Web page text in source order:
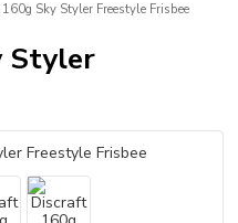
Sky Styler Freestyle Frisbee
Styler